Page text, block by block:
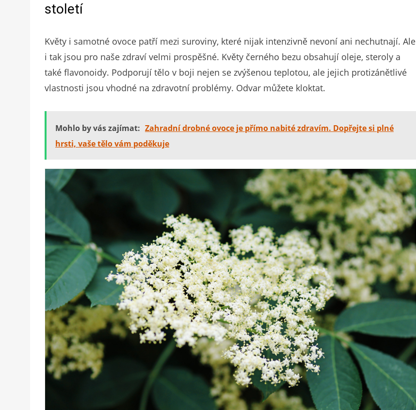
století
Květy i samotné ovoce patří mezi suroviny, které nijak intenzivně nevoní ani nechutnají. Ale
i tak jsou pro naše zdraví velmi prospěšné. Květy černého bezu obsahují oleje, steroly a
také flavonoidy. Podporují tělo v boji nejen se zvýšenou teplotou, ale jejich protizánětlivé
vlastnosti jsou vhodné na zdravotní problémy. Odvar můžete kloktat.
Mohlo by vás zajímat: Zahradní drobné ovoce je přímo nabité zdravím. Dopřejte si plné
hrsti, vaše tělo vám poděkuje